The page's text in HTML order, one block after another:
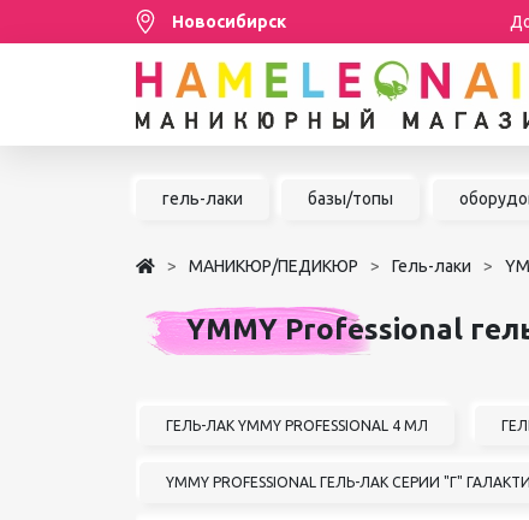
Новосибирск
Распродажа
НАРАЩИВАНИЕ РЕСНИЦ
ШУГАРИНГ/ДЕПИЛЯЦИЯ
АКСЕССУАРЫ
БРЕНДЫ
гель-лаки базы/топы
МАНИКЮР/ПЕДИКЮР Гель-лаки
YMMY Professional
ГЕЛЬ-ЛАК YMMY PROFESSIONAL 4 МЛ
YMMY PROFESSIONAL ГЕЛЬ-ЛАК СЕРИИ "Г"